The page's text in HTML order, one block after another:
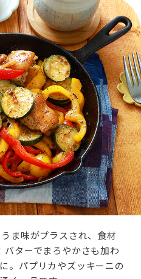
ま味がプラスされ、食材
ターでまろやかさも加わ
。パプリカやズッキーニの